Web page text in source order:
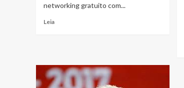
networking gratuito com...
Leia